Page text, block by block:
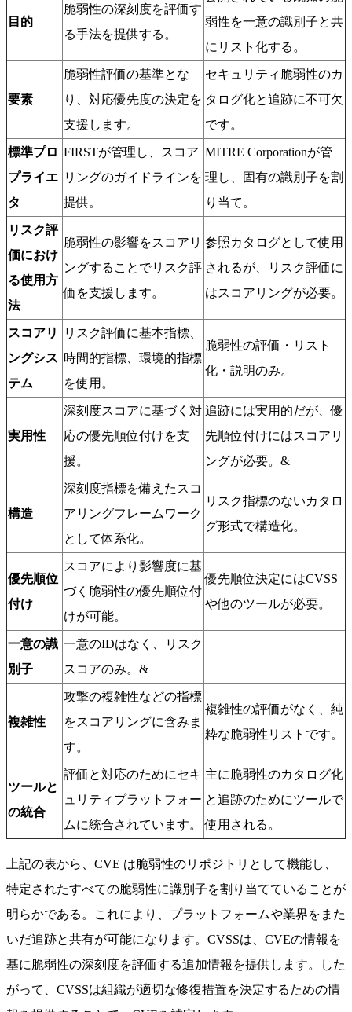
目的
脆弱性の深刻度を評価す
る手法を提供する。
弱性を一意の識別子と共
にリスト化する。
要素
脆弱性評価の基準とな
り、対応優先度の決定を
支援します。
セキュリティ脆弱性のカ
タログ化と追跡に不可欠
です。
標準プロ
プライエ
タ
FIRSTが管理し、スコア
リングのガイドラインを
提供。
MITRE Corporationが管
理し、固有の識別子を割
り当て。
リスク評
価におけ
る使用方
法
脆弱性の影響をスコアリ
ングすることでリスク評
価を支援します。
参照カタログとして使用
されるが、リスク評価に
はスコアリングが必要。
スコアリ
ングシス
テム
リスク評価に基本指標、
時間的指標、環境的指標
を使用。
脆弱性の評価・リスト
化・説明のみ。
実用性
深刻度スコアに基づく対
応の優先順位付けを支
援。
追跡には実用的だが、優
先順位付けにはスコアリ
ングが必要。&
構造
深刻度指標を備えたスコ
アリングフレームワーク
として体系化。
リスク指標のないカタロ
グ形式で構造化。
優先順位
付け
スコアにより影響度に基
づく脆弱性の優先順位付
けが可能。
優先順位決定にはCVSS
や他のツールが必要。
一意の識
別子
一意のIDはなく、リスク
スコアのみ。&
複雑性
攻撃の複雑性などの指標
をスコアリングに含みま
す。
複雑性の評価がなく、純
粋な脆弱性リストです。
ツールと
の統合
評価と対応のためにセキ
ュリティプラットフォー
ムに統合されています。
主に脆弱性のカタログ化
と追跡のためにツールで
使用される。
上記の表から、CVE は脆弱性のリポジトリとして機能し、
特定されたすべての脆弱性に識別子を割り当てていることが
明らかである。これにより、プラットフォームや業界をまた
いだ追跡と共有が可能になります。CVSSは、CVEの情報を
基に脆弱性の深刻度を評価する追加情報を提供します。した
がって、CVSSは組織が適切な修復措置を決定するための情